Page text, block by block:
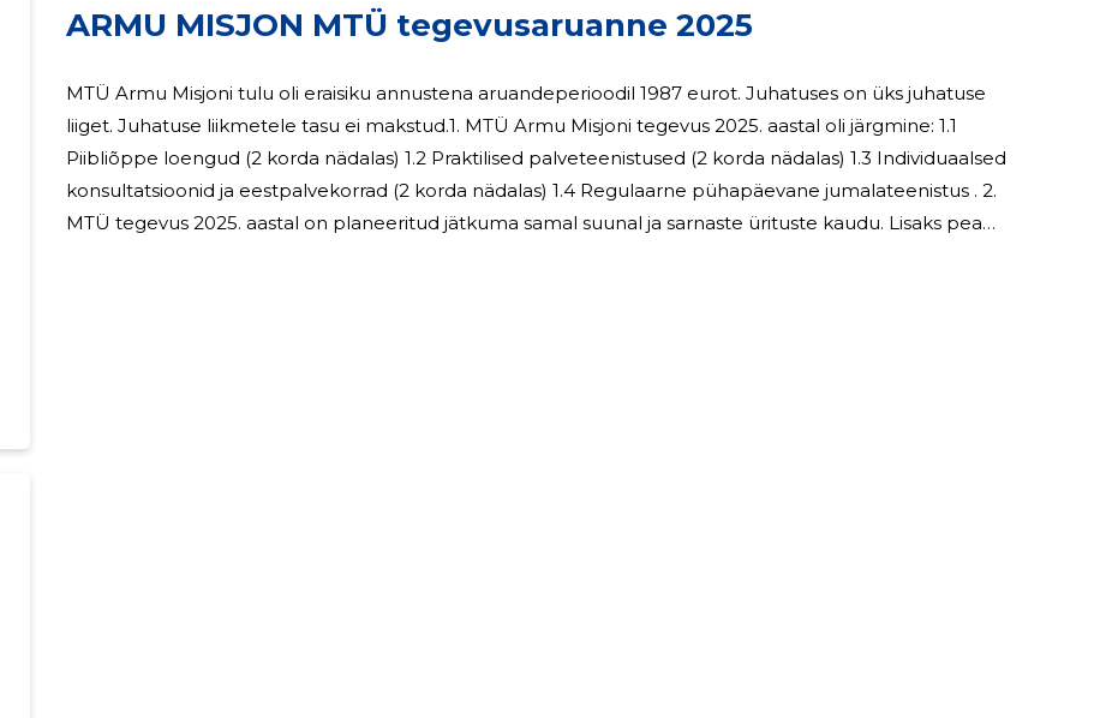
ARMU MISJON MTÜ tegevusaruanne 2025
MTÜ Armu Misjoni tulu oli eraisiku annustena aruandeperioodil 1987 eurot. Juhatuses on üks juhatuse
liiget. Juhatuse liikmetele tasu ei makstud.1. MTÜ Armu Misjoni tegevus 2025. aastal oli järgmine: 1.1
Piibliõppe loengud (2 korda nädalas) 1.2 Praktilised palveteenistused (2 korda nädalas) 1.3 Individuaalsed
konsultatsioonid ja eestpalvekorrad (2 korda nädalas) 1.4 Regulaarne pühapäevane jumalateenistus . 2.
MTÜ tegevus 2025. aastal on planeeritud jätkuma samal suunal ja sarnaste ürituste kaudu. Lisaks peame